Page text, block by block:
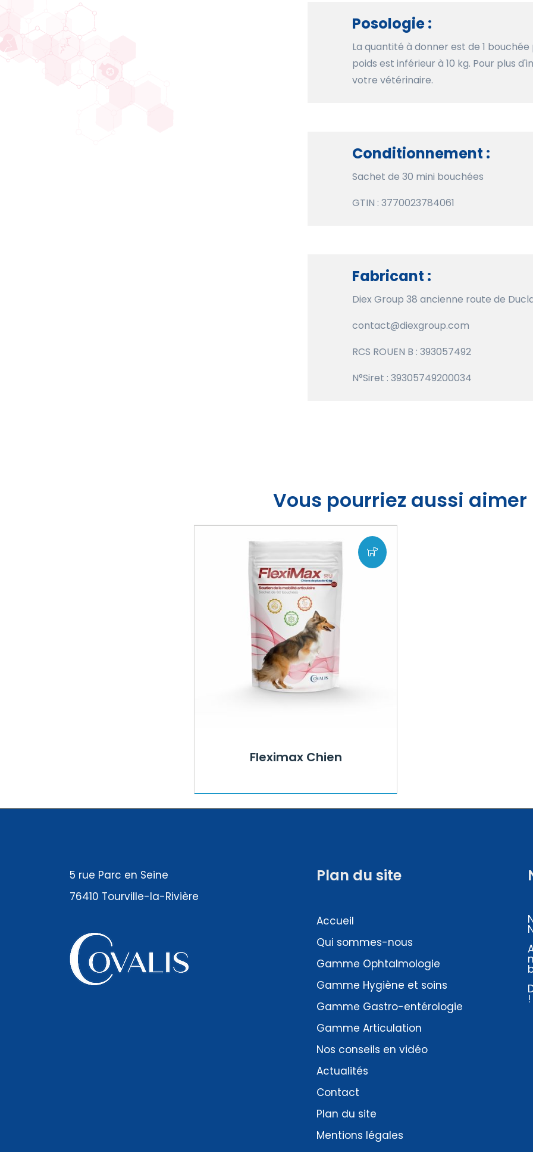
Posologie :
La quantité à donner est de 1
poids est inférieur à 10 kg. Pour plus
votre vétérinaire.
Conditionnement :
Sachet de 30 mini bouchées
GTIN : 3770023784061
Fabricant :
Diex Group 38 ancienne route de
contact@diexgroup.com
RCS ROUEN B : 393057492
N°Siret : 39305749200034
Vous pourriez aussi aimer
Fleximax Chien
5 rue Parc en Seine
76410 Tourville-la-Rivière
Plan du site
Accueil
Qui sommes-nous
Gamme Ophtalmologie
Gamme Hygiène et soins
Gamme Gastro-entérologie
Gamme Articulation
Nos conseils en vidéo
Actualités
Contact
Plan du site
Mentions légales
!